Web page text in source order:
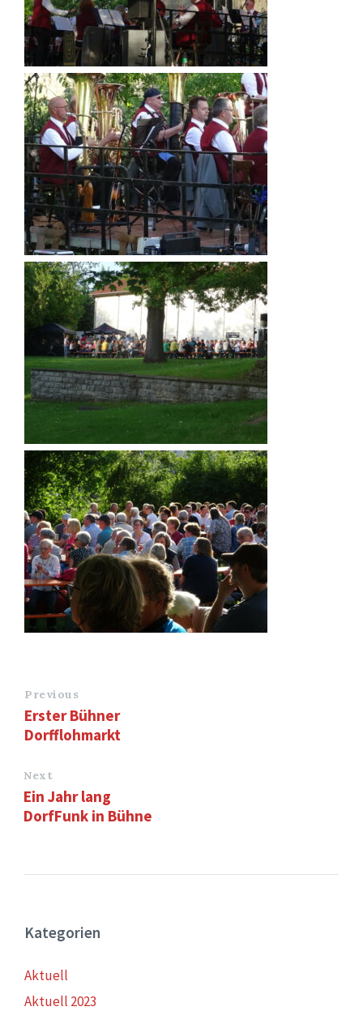
Previous
Erster Bühner
Dorfflohmarkt
Next
Ein Jahr lang
DorfFunk in Bühne
Kategorien
Aktuell
Aktuell 2023